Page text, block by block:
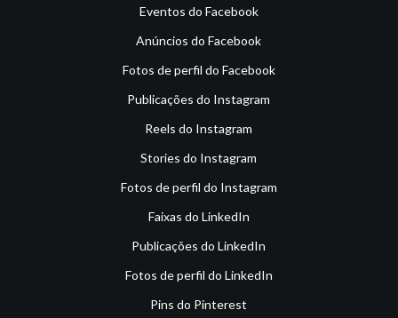
Eventos do Facebook
Anúncios do Facebook
Fotos de perfil do Facebook
Publicações do Instagram
Reels do Instagram
Stories do Instagram
Fotos de perfil do Instagram
Faixas do LinkedIn
Publicações do LinkedIn
Fotos de perfil do LinkedIn
Pins do Pinterest